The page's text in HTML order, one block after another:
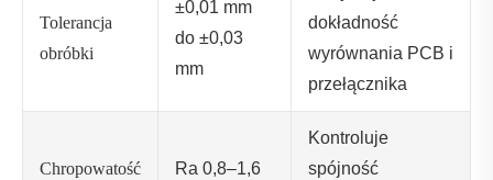
Tolerancja
obróbki
±0,01 mm
do ±0,03
mm
dokładność
wyrównania PCB i
przełącznika
Chropowatość
Ra 0,8–1,6
Kontroluje
spójność